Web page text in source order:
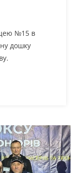
№15 в
дошку